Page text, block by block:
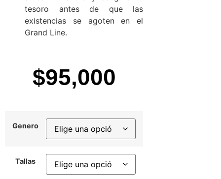
tesoro antes de que las
existencias se agoten en el
Grand Line.
$95,000
Genero
Tallas